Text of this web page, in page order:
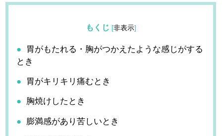
もくじ [非表示]
胃がもたれる・胸がつかえたような感じがする
とき
胃がキリキリ痛むとき
胸焼けしたとき
膨満感があり苦しいとき